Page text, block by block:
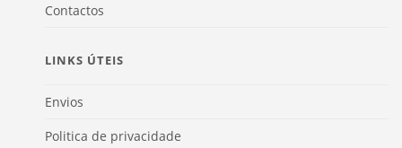
Contactos
LINKS ÚTEIS
Envios
Politica de privacidade